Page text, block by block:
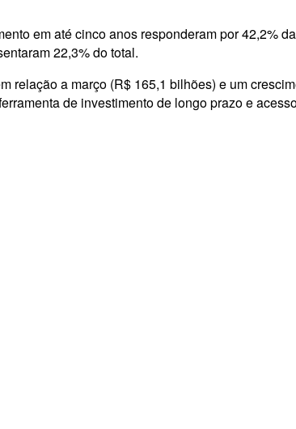
em até cinco anos responderam por 42,2%
22,3% do total.
relação a março (R$ 165,1 bilhões) e um
de investimento de longo prazo e